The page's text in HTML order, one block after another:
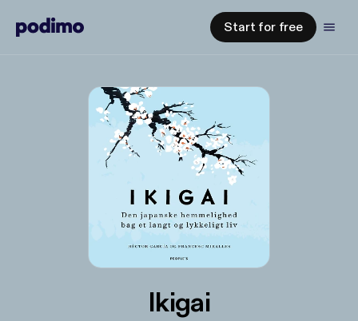
Start for free
Ikigai